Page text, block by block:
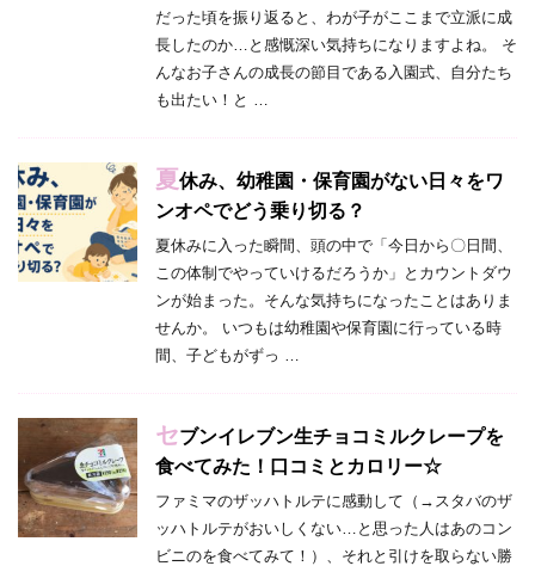
だった頃を振り返ると、わが子がここまで立派に成
長したのか…と感慨深い気持ちになりますよね。 そ
んなお子さんの成長の節目である入園式、自分たち
も出たい！と …
夏休み、幼稚園・保育園がない日々をワ
ンオペでどう乗り切る？
夏休みに入った瞬間、頭の中で「今日から〇日間、
この体制でやっていけるだろうか」とカウントダウ
ンが始まった。そんな気持ちになったことはありま
せんか。 いつもは幼稚園や保育園に行っている時
間、子どもがずっ …
セブンイレブン生チョコミルクレープを
食べてみた！口コミとカロリー☆
ファミマのザッハトルテに感動して（→スタバのザ
ッハトルテがおいしくない…と思った人はあのコン
ビニのを食べてみて！）、それと引けを取らない勝